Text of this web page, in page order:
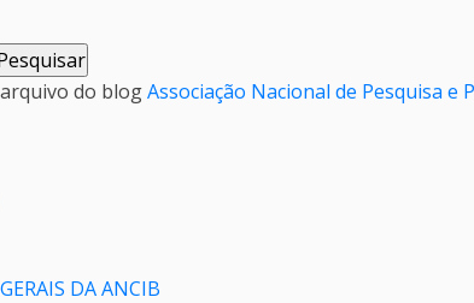
do blogAssociação Nacional de Pesquisa e
DA ANCIB